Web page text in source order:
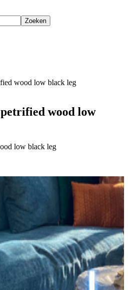
Zoeken
wood low black leg
wood low
low black leg